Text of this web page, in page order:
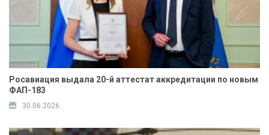
Росавиация выдала 20-й аттестат аккредитации по новым
ФАП-183
30.06.2026